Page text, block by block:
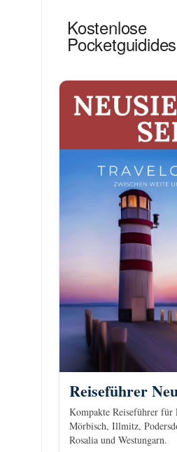
Kostenlose
Pocketguidides
Reiseführer
Kompakte Reiseführer für
Mörbisch, Illmitz,
Rosalia und Westungarn.